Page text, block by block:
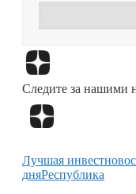
Следите за нашими
Лучшая
дняРеспублика